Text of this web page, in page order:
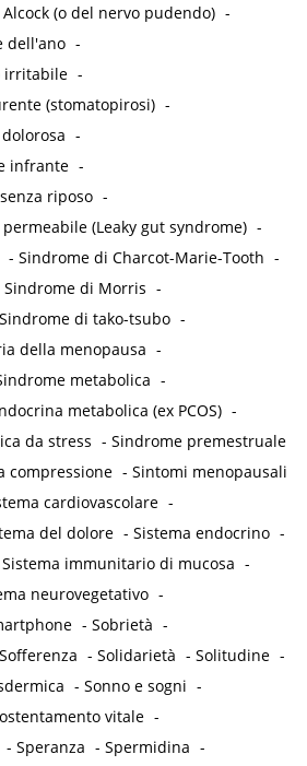
(o del nervo pudendo) -
dell'ano -
irritabile -
(stomatopirosi) -
-
infrante -
riposo -
(Leaky gut syndrome) -
-Sindrome di Charcot-Marie-Tooth -
Sindrome di Morris -
Sindrome di tako-tsubo -
della menopausa -
metabolica -
metabolica (ex PCOS) -
da stress -Sindrome premestruale
compressione -Sintomi menopausali
cardiovascolare -
del dolore -Sistema endocrino -
Sistema immunitario di mucosa -
neurovegetativo -
-Sobrietà -
Sofferenza -Solidarietà -Solitudine -
-Sonno e sogni -
vitale -
-Speranza -Spermidina -